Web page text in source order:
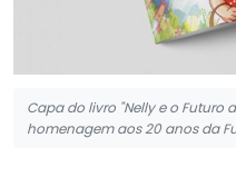
Capa do livro "Nelly e o Futuro
homenagem aos 20 anos da